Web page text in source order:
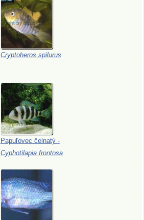
Cryptoheros spilurus
Papuľovec čelnatý -
Cyphotilapia frontosa